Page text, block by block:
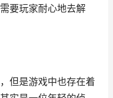
要玩家耐心地去解
但是游戏中也存在着